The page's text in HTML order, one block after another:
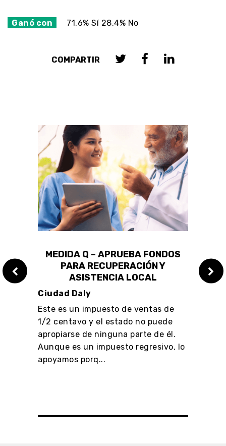
Ganó con 71.6% Sí 28.4% No
COMPARTIR
MEDIDA Q – APRUEBA FONDOS
PARA RECUPERACIÓN Y
ASISTENCIA LOCAL
Ciudad Daly
Este es un impuesto de ventas de
1/2 centavo y el estado no puede
apropiarse de ninguna parte de él.
Aunque es un impuesto regresivo, lo
apoyamos porq...